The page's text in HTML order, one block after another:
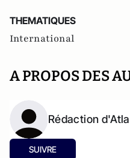
THEMATIQUES
International
A PROPOS DES
Rédaction
SUIVRE